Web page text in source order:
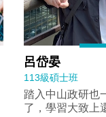
（CJL）所開設
包括総合日本語
で学ぶ国際関係
面對全日文的學
到壓力，但在指
師、學長姐以及
的同學的協助下
課堂節奏，也結
呂岱晏
113級碩士班
踏入中山政研也
了，學習大致上